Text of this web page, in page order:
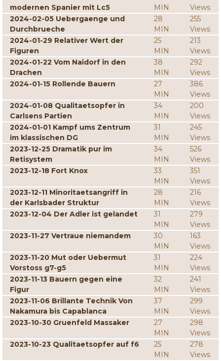
modernen Spanier mit Lc5
MIN
Views
2024-02-05 Uebergaenge und
Durchbrueche
28
MIN
255
Views
2024-01-29 Relativer Wert der
Figuren
25
MIN
213
Views
2024-01-22 Vom Naidorf in den
Drachen
38
MIN
292
Views
2024-01-15 Rollende Bauern
27
MIN
386
Views
2024-01-08 Qualitaetsopfer in
Carlsens Partien
34
MIN
200
Views
2024-01-01 Kampf ums Zentrum
im klassischen DG
31
MIN
245
Views
2023-12-25 Dramatik pur im
Retisystem
34
MIN
526
Views
2023-12-18 Fort Knox
33
MIN
351
Views
2023-12-11 Minoritaetsangriff in
der Karlsbader Struktur
28
MIN
216
Views
2023-12-04 Der Adler ist gelandet
31
MIN
279
Views
2023-11-27 Vertraue niemandem
30
MIN
163
Views
2023-11-20 Mut oder Uebermut
Vorstoss g7-g5
31
MIN
224
Views
2023-11-13 Bauern gegen eine
Figur
32
MIN
241
Views
2023-11-06 Brillante Technik Von
Nakamura bis Capablanca
37
MIN
299
Views
2023-10-30 Gruenfeld Massaker
27
MIN
298
Views
2023-10-23 Qualitaetsopfer auf f6
25
MIN
278
Views